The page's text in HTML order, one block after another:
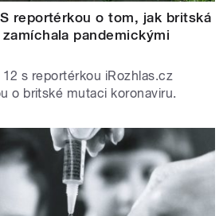
reportérkou o tom, jak britská
pandemickými
s reportérkou iRozhlas.cz
o britské mutaci koronaviru.